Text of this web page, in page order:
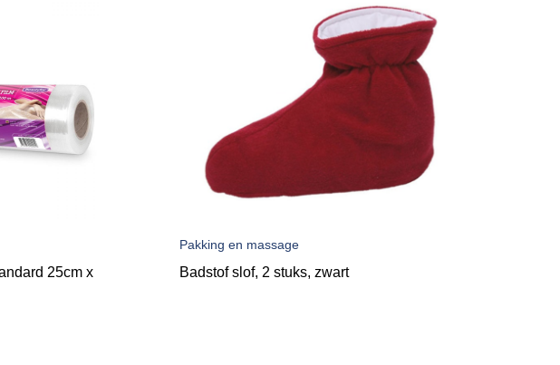
25cm x
Pakking en massage
Badstof slof, 2 stuks, zwart